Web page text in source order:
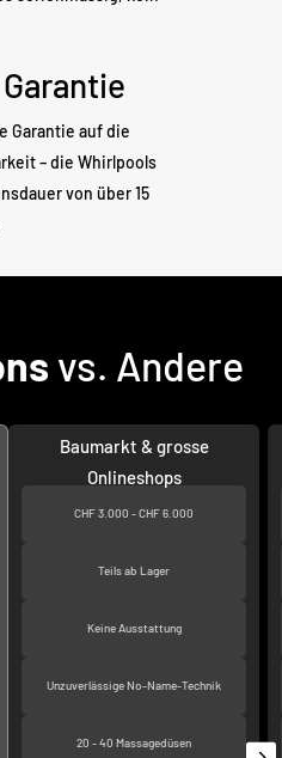
Garantie auf die
– die Whirlpools
von über 15
vs. Andere
Baumarkt & grosse
Onlineshops
CHF 3.000 - CHF 6.000
Teils ab Lager
Keine Ausstattung
Unzuverlässige No-Name-Technik
20 - 40 Massagedüsen